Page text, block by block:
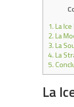
1.La
2.La
3.La
4.La
5.
La